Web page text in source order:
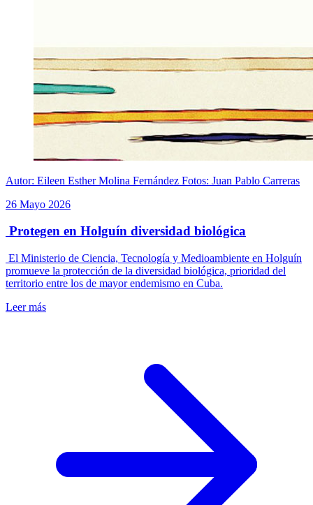
Autor: Eileen Esther Molina Fernández Fotos: Juan Pablo Carreras
26 Mayo 2026
Protegen en Holguín diversidad biológica
El Ministerio de Ciencia, Tecnología y Medioambiente en Holguín
promueve la protección de la diversidad biológica, prioridad del
territorio entre los de mayor endemismo en Cuba.
Leer más